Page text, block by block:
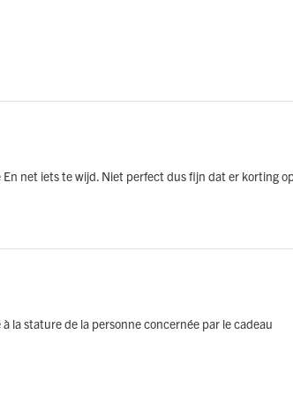
net iets te wijd. Niet perfect dus fijn dat er korting
la stature de la personne concernée par le cadeau